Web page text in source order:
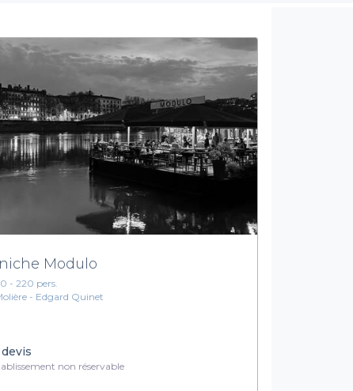
Un cadre unique pour vos événements
renommée, est l'endroit parfait pour célébrer des
unique sur les eaux de la Saône, tout en étant à proximité
extérieur, chaque péniche offre des vues imprenables et
disponibles dans le 2e arrondissement de Lyon.
vous sur Privateaser pour découvrir nos différentes options et
Modulo
- 220 pers.
- Edgard Quinet
non réservable